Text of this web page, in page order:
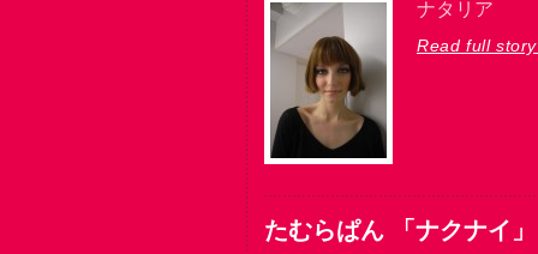
ナタリア
Read full
たむらぱん 「ナクナイ」